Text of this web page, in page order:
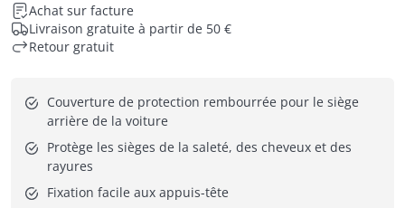
Achat sur facture
Livraison gratuite à partir de 50 €
Retour gratuit
Couverture de protection rembourrée pour le siège
arrière de la voiture
Protège les sièges de la saleté, des cheveux et des
rayures
Fixation facile aux appuis-tête